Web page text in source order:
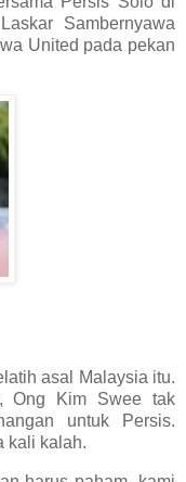
Sambernyawa
United pada pekan
asal Malaysia itu.
Ong Kim Swee tak
untuk Persis.
kali kalah.